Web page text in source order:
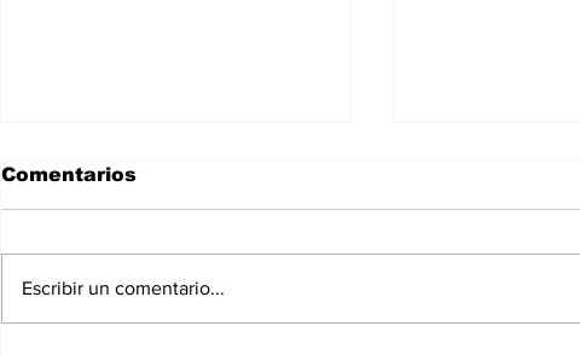
Comentarios
Escribir un comentario...